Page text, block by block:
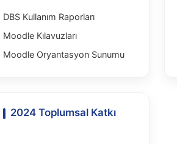
DBS Kullanım Raporları
Moodle Kılavuzları
Moodle Oryantasyon Sunumu
2024 Toplumsal Katkı